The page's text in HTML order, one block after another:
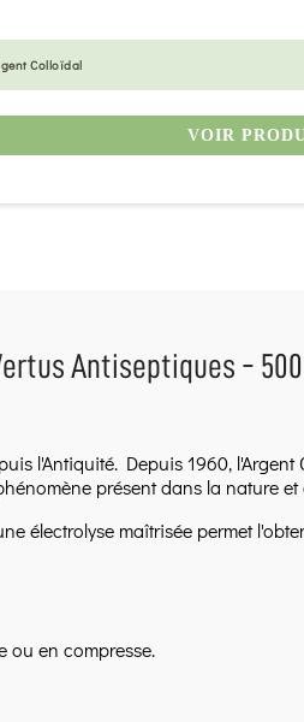
Antiseptiques -
l'Antiquité. Depuis 1960,
présent dans la nature
électrolyse maîtrisée permet
ou en compresse.
Colloïdal
VOIR